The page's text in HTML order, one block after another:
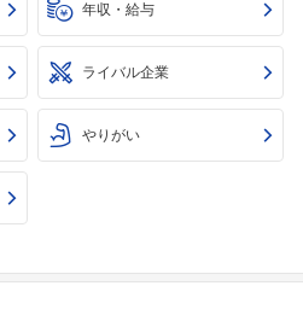
年収・給与
ライバル企業
やりがい